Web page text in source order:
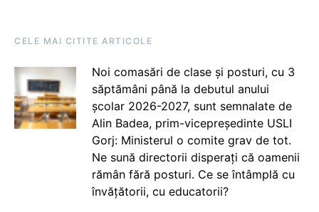
CELE MAI CITITE ARTICOLE
Noi comasări de clase și posturi, cu 3
săptămâni până la debutul anului
școlar 2026-2027, sunt semnalate de
Alin Badea, prim-vicepreședinte USLI
Gorj: Ministerul o comite grav de tot.
Ne sună directorii disperați că oamenii
rămân fără posturi. Ce se întâmplă cu
învățătorii, cu educatorii?